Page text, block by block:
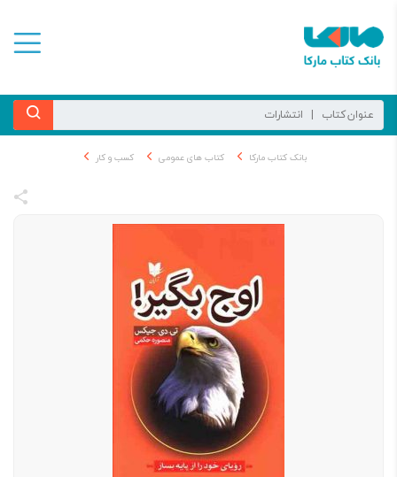
بانک کتاب مارکا کتاب های عمومی کسب و کار